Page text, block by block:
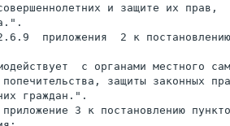
и защите их прав,
приложения  2 к
с органами местного
защиты законных
граждан.".
3 к постановлению